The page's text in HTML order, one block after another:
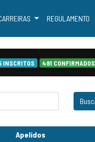
REGULAMENTO
INSCRITOS 491 CONFIRMADOS
Apelidos